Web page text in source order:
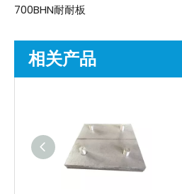
700BHN耐耐板
相关产品